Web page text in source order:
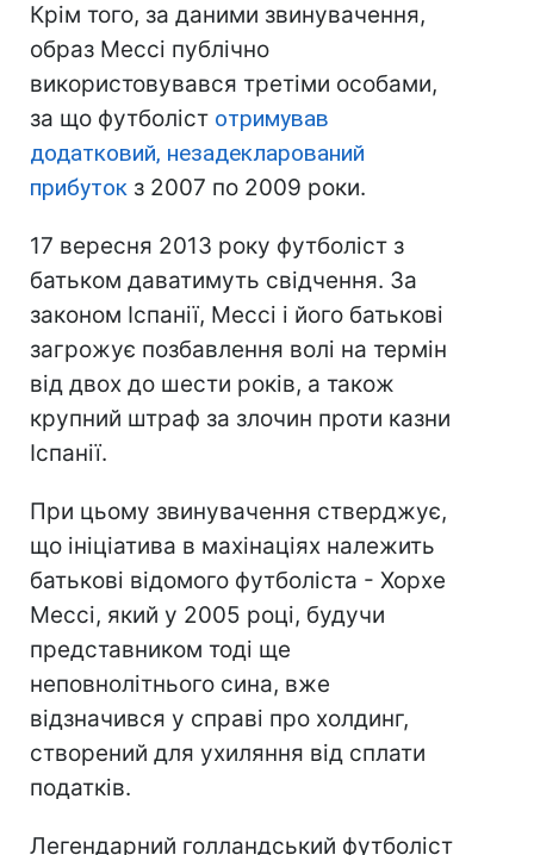
Крім того, за даними звинувачення,
образ Мессі публічно
використовувався третіми особами,
за що футболіст отримував
додатковий, незадекларований
прибуток з 2007 по 2009 роки.
17 вересня 2013 року футболіст з
батьком даватимуть свідчення. За
законом Іспанії, Мессі і його батькові
загрожує позбавлення волі на термін
від двох до шести років, а також
крупний штраф за злочин проти казни
Іспанії.
При цьому звинувачення стверджує,
що ініціатива в махінаціях належить
батькові відомого футболіста - Хорхе
Мессі, який у 2005 році, будучи
представником тоді ще
неповнолітнього сина, вже
відзначився у справі про холдинг,
створений для ухиляння від сплати
податків.
Легендарний голландський футболіст